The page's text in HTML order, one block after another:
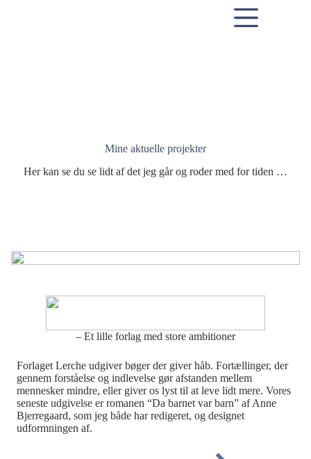
Mine aktuelle projekter
Her kan se du se lidt af det jeg går og roder med for tiden …
– Et lille forlag med store ambitioner
Forlaget Lerche udgiver bøger der giver håb. Fortællinger, der
gennem forståelse og indlevelse gør afstanden mellem
mennesker mindre, eller giver os lyst til at leve lidt mere. Vores
seneste udgivelse er romanen “Da barnet var barn” af Anne
Bjerregaard, som jeg både har redigeret, og designet
udformningen af.